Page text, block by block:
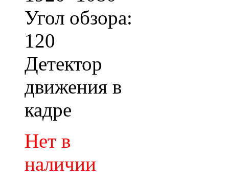
Угол обзора:
120
Детектор
движения в
кадре
Нет в
наличии